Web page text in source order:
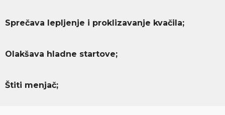
Sprečava lepljenje i proklizavanje kvačila;
Olakšava hladne startove;
Štiti menjač;